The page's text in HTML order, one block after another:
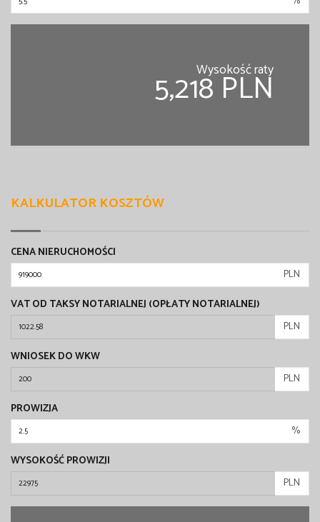
Wysokość raty
5,218 PLN
KALKULATOR KOSZTÓW
CENA NIERUCHOMOŚCI
PLN
VAT OD TAKSY NOTARIALNEJ (OPŁATY NOTARIALNEJ)
PLN
WNIOSEK DO WKW
PLN
PROWIZJA
%
WYSOKOŚĆ PROWIZJI
PLN